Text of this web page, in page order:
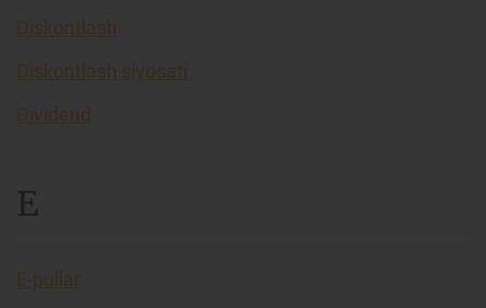
Diskontlash
Diskontlash siyosati
Dividend
E
E-pullar